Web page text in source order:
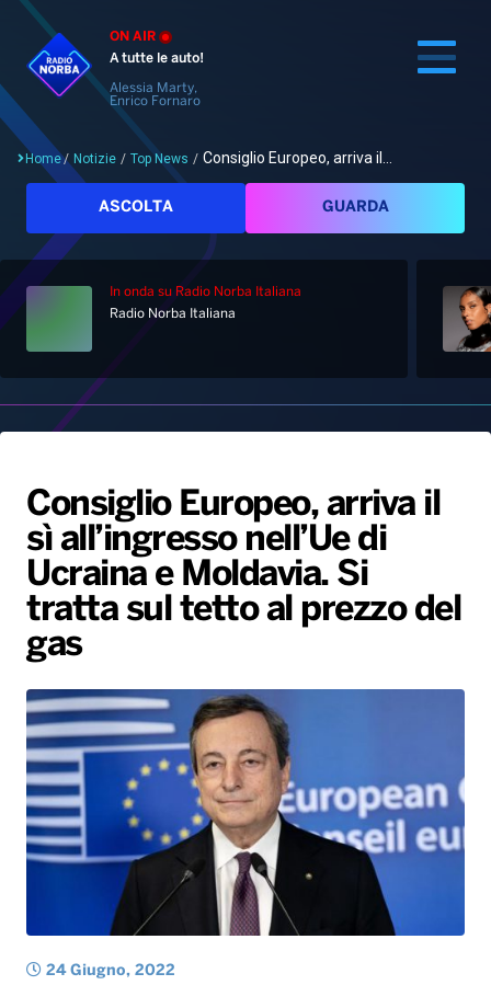
ON AIR
A tutte le auto!
Alessia Marty,
Enrico Fornaro
Cerca
Palinsesto
Hit Dance
Giochi&Concorsi
PALATOUR
Notizie
Locali
Musica e Spettacolo
Sport
Leggerissime
Playlist
Generale
Novità
Notiziario
Interviste
Speciale Astrabilia 2026
Gallery
Radio Norba News TV
Voce al Bari
Battiti Live 2026
Gallery
Home/ Notizie / Top News / Consiglio Europeo, arriva il...
ASCOLTA GUARDA
In onda su Radio Norba Italiana
Radio Norba Italiana
Consiglio Europeo, arriva il
sì all’ingresso nell’Ue di
Ucraina e Moldavia. Si
tratta sul tetto al prezzo del
gas
24 Giugno, 2022